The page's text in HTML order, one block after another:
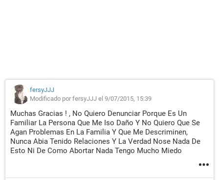
fersyJJJ
Modificado por fersyJJJ el 9/07/2015, 15:39
Muchas Gracias ! , No Quiero Denunciar Porque Es Un
Familiar La Persona Que Me Iso Daño Y No Quiero Que Se
Agan Problemas En La Familia Y Que Me Descriminen,
Nunca Abia Tenido Relaciones Y La Verdad Nose Nada De
Esto Ni De Como Abortar Nada Tengo Mucho Miedo